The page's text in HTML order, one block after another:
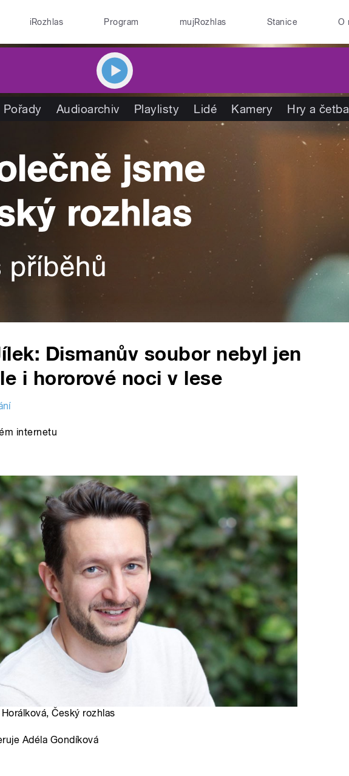
iRozhlas Program mujRozhlas Stanice O
Pořady Audioarchiv Playlisty Lidé Kamery Hry a četba
Dismanův soubor nebyl jen
i hororové noci v lese
internetu
Český rozhlas
Adéla Gondíková